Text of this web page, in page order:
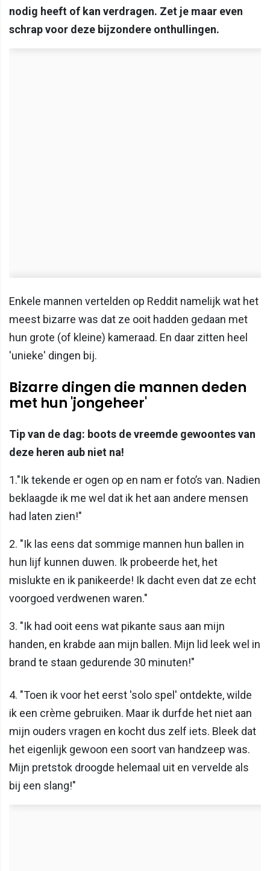
nodig heeft of kan verdragen. Zet je maar even
schrap voor deze bijzondere onthullingen.
Enkele mannen vertelden op Reddit namelijk wat het
meest bizarre was dat ze ooit hadden gedaan met
hun grote (of kleine) kameraad. En daar zitten heel
'unieke' dingen bij.
Bizarre dingen die mannen deden
met hun 'jongeheer'
Tip van de dag: boots de vreemde gewoontes van
deze heren aub niet na!
1."Ik tekende er ogen op en nam er foto’s van. Nadien
beklaagde ik me wel dat ik het aan andere mensen
had laten zien!"
2. "Ik las eens dat sommige mannen hun ballen in
hun lijf kunnen duwen. Ik probeerde het, het
mislukte en ik panikeerde! Ik dacht even dat ze echt
voorgoed verdwenen waren."
3. "Ik had ooit eens wat pikante saus aan mijn
handen, en krabde aan mijn ballen. Mijn lid leek wel in
brand te staan gedurende 30 minuten!"
4. "Toen ik voor het eerst 'solo spel' ontdekte, wilde
ik een crème gebruiken. Maar ik durfde het niet aan
mijn ouders vragen en kocht dus zelf iets. Bleek dat
het eigenlijk gewoon een soort van handzeep was.
Mijn pretstok droogde helemaal uit en vervelde als
bij een slang!"